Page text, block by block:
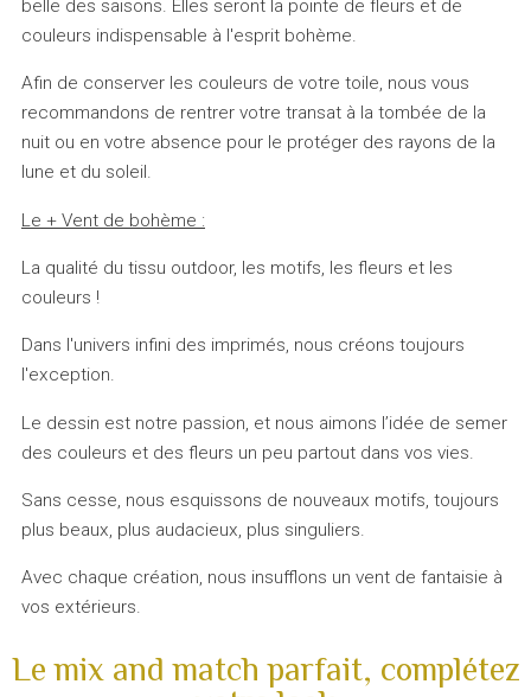
belle des saisons. Elles seront la pointe de fleurs et de
couleurs indispensable à l'esprit bohème.
Afin de conserver les couleurs de votre toile, nous vous
recommandons de rentrer votre transat à la tombée de la
nuit ou en votre absence pour le protéger des rayons de la
lune et du soleil.
Le + Vent de bohème :
La qualité du tissu outdoor, les motifs, les fleurs et les
couleurs !
Dans l'univers infini des imprimés, nous créons toujours
l'exception.
Le dessin est notre passion, et nous aimons l’idée de semer
des couleurs et des fleurs un peu partout dans vos vies.
Sans cesse, nous esquissons de nouveaux motifs, toujours
plus beaux, plus audacieux, plus singuliers.
Avec chaque création, nous insufflons un vent de fantaisie à
vos extérieurs.
Le mix and match parfait, complétez